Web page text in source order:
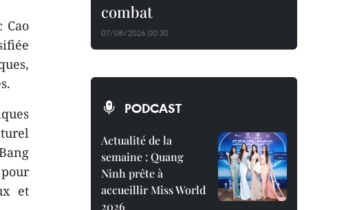
Cao
et
combat
07/08/2026 00:30
PODCAST
Actualité de la
semaine : Quang
Ninh prête à
accueillir Miss World
2026